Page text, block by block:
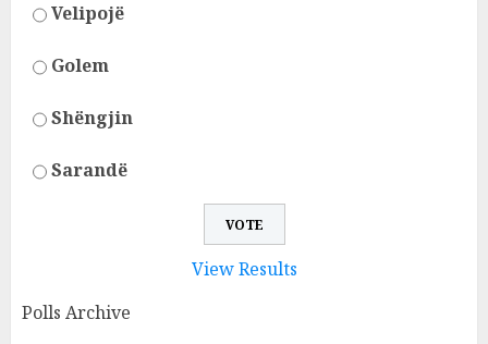
Velipojë
Golem
Shëngjin
Sarandë
View Results
Polls Archive